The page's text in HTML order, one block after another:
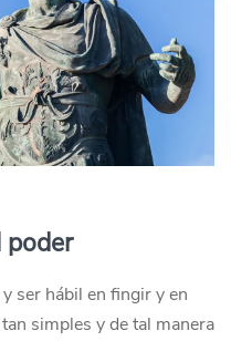
poder
ser hábil en fingir y en
simples y de tal manera